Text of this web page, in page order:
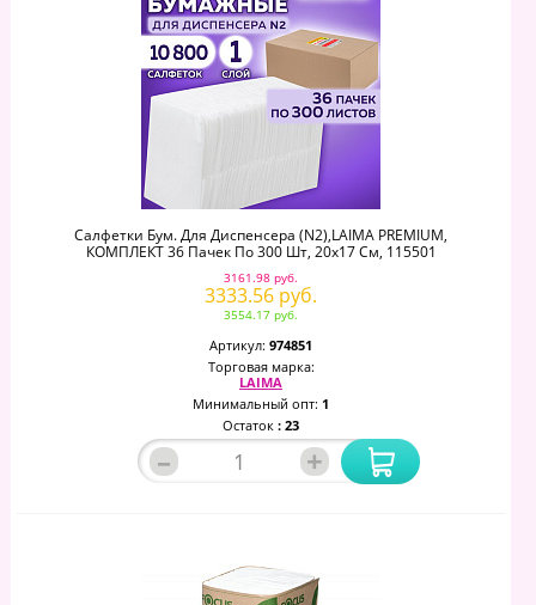
Салфетки Бум. Для Диспенсера (N2),LAIMA PREMIUM,
КОМПЛЕКТ 36 Пачек По 300 Шт, 20х17 См, 115501
3161.98 руб.
3333.56 руб.
3554.17 руб.
Артикул: 974851
Торговая марка:
LAIMA
Минимальный опт: 1
Остаток : 23
– +